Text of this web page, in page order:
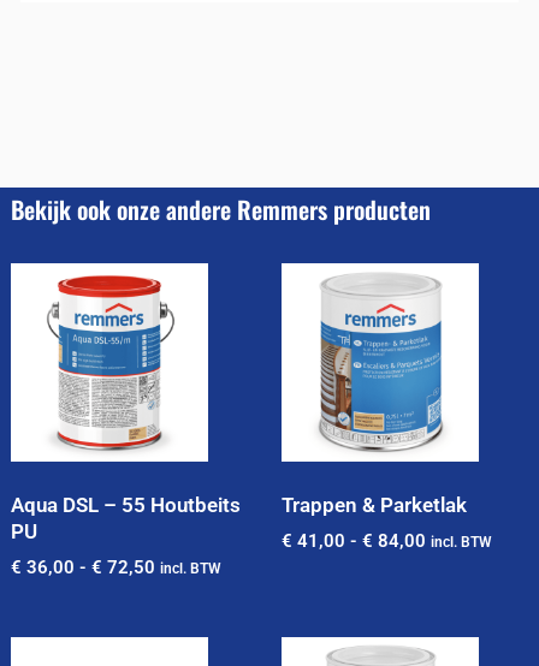
Bekijk ook onze andere Remmers producten
Aqua DSL – 55 Houtbeits
PU
€ 36,00 - € 72,50 incl. BTW
Trappen & Parketlak
€ 41,00 - € 84,00 incl. BTW